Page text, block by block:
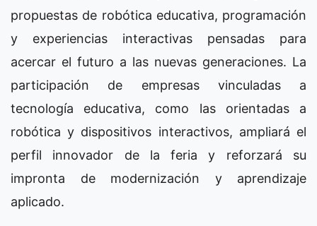
propuestas de robótica educativa, programación
y experiencias interactivas pensadas para
acercar el futuro a las nuevas generaciones. La
participación de empresas vinculadas a
tecnología educativa, como las orientadas a
robótica y dispositivos interactivos, ampliará el
perfil innovador de la feria y reforzará su
impronta de modernización y aprendizaje
aplicado.